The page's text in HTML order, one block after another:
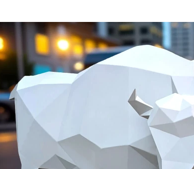
busca reforzar la imagen de Torrelavega